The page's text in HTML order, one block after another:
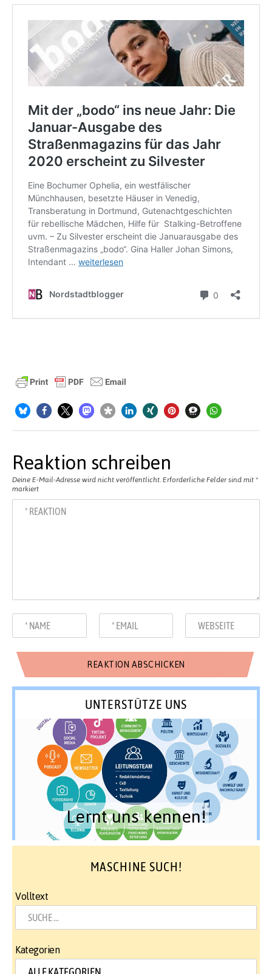
Reaktion schreiben
Deine E-Mail-Adresse wird nicht veröffentlicht. Erforderliche Felder sind mit *
markiert
UNTERSTÜTZE UNS
Lernt uns kennen!
MASCHINE SUCH!
Volltext
Kategorien